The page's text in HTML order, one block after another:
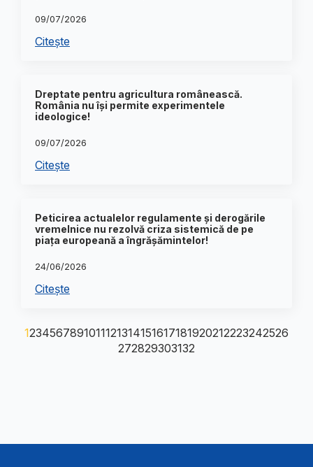
09/07/2026
Citește
Dreptate pentru agricultura românească.
România nu își permite experimentele
ideologice!
09/07/2026
Citește
Peticirea actualelor regulamente și derogările
vremelnice nu rezolvă criza sistemică de pe
piața europeană a îngrășămintelor!
24/06/2026
Citește
1234567891011121314151617181920212223242526
272829303132